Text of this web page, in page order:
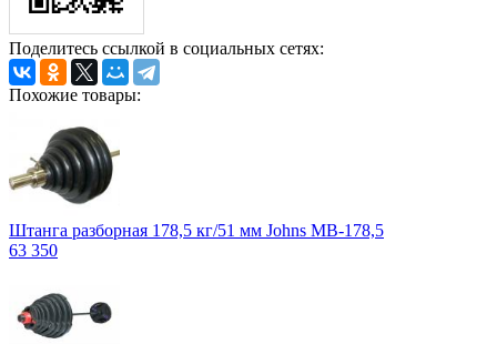
Поделитесь ссылкой в социальных сетях:
Похожие товары:
Штанга разборная 178,5 кг/51 мм Jоhns MB-178,5
63 350